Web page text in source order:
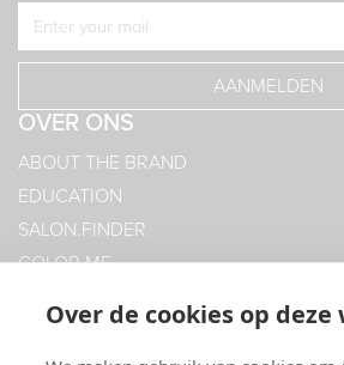
Over de cookies op deze
AANMELDEN
OVER ONS
ABOUT THE BRAND
EDUCATION
SALON.FINDER
COLOR.ME
SPAARKAART